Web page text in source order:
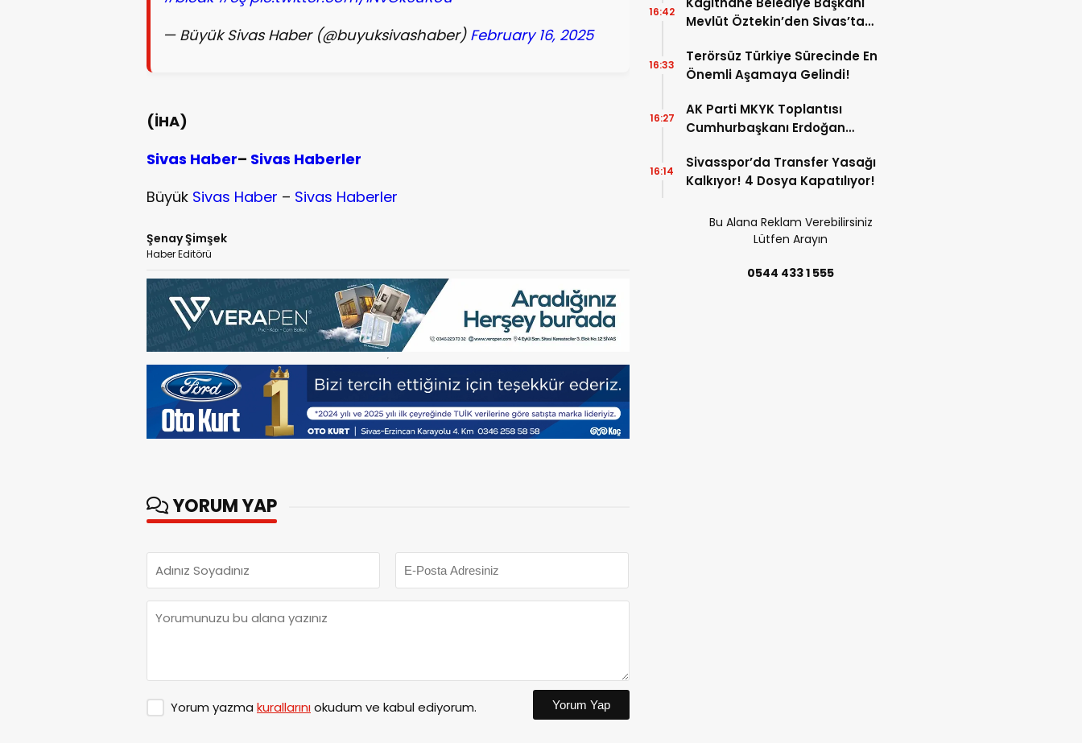
— Büyük Sivas Haber (@buyuksivashaber) February 16, 2025
(İHA)
Sivas Haber– Sivas Haberler
Büyük Sivas Haber – Sivas Haberler
Şenay Şimşek
Haber Editörü
YORUM YAP
Yorum yazma kurallarınıokudum ve kabul ediyorum. Yorum Yap
Mevlüt Öztekin’den Sivas’ta
16:42
Terörsüz Türkiye Sürecinde En
Önemli Aşamaya Gelindi!
16:33
AK Parti MKYK Toplantısı
Cumhurbaşkanı Erdoğan
16:27
Sivasspor’da Transfer Yasağı
Kalkıyor! 4 Dosya Kapatılıyor!
16:14
Bu Alana Reklam Verebilirsiniz
Lütfen Arayın
0544 433 1 555